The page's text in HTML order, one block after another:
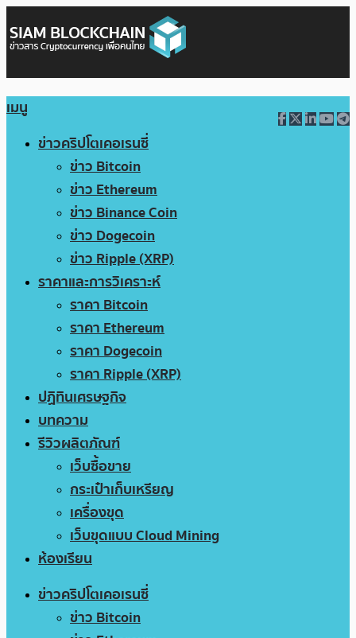
เมนู
ข่าวคริปโตเคอเรนซี่
ข่าว Bitcoin
ข่าว Ethereum
ข่าว Binance Coin
ข่าว Dogecoin
ข่าว Ripple (XRP)
ราคาและการวิเคราะห์
ราคา Bitcoin
ราคา Ethereum
ราคา Dogecoin
ราคา Ripple (XRP)
ปฏิทินเศรษฐกิจ
บทความ
รีวิวผลิตภัณฑ์
เว็บซื้อขาย
กระเป๋าเก็บเหรียญ
เครื่องขุด
เว็บขุดแบบ Cloud Mining
ห้องเรียน
ข่าวคริปโตเคอเรนซี่
ข่าว Bitcoin